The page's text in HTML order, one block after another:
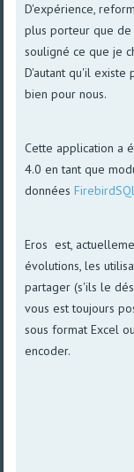
D'expérience,
plus porteur que
souligné ce que je
D'autant qu'il existe
bien pour nous.
Cette application a
4.0 en tant que
données
Eros est,
évolutions, les
partager (s'ils le
vous est toujours
sous format Excel
encoder.